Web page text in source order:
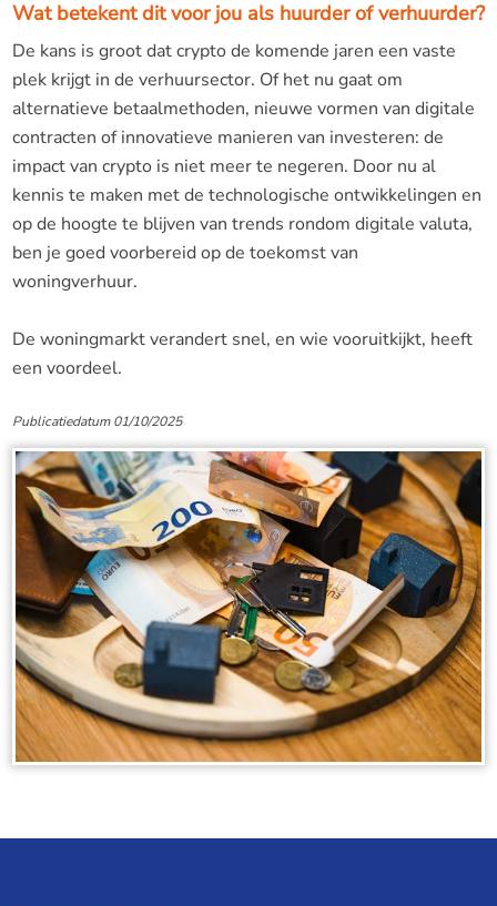
Wat betekent dit voor jou als huurder of verhuurder?
De kans is groot dat crypto de komende jaren een vaste
plek krijgt in de verhuursector. Of het nu gaat om
alternatieve betaalmethoden, nieuwe vormen van digitale
contracten of innovatieve manieren van investeren: de
impact van crypto is niet meer te negeren. Door nu al
kennis te maken met de technologische ontwikkelingen en
op de hoogte te blijven van trends rondom digitale valuta,
ben je goed voorbereid op de toekomst van
woningverhuur.
De woningmarkt verandert snel, en wie vooruitkijkt, heeft
een voordeel.
Publicatiedatum 01/10/2025